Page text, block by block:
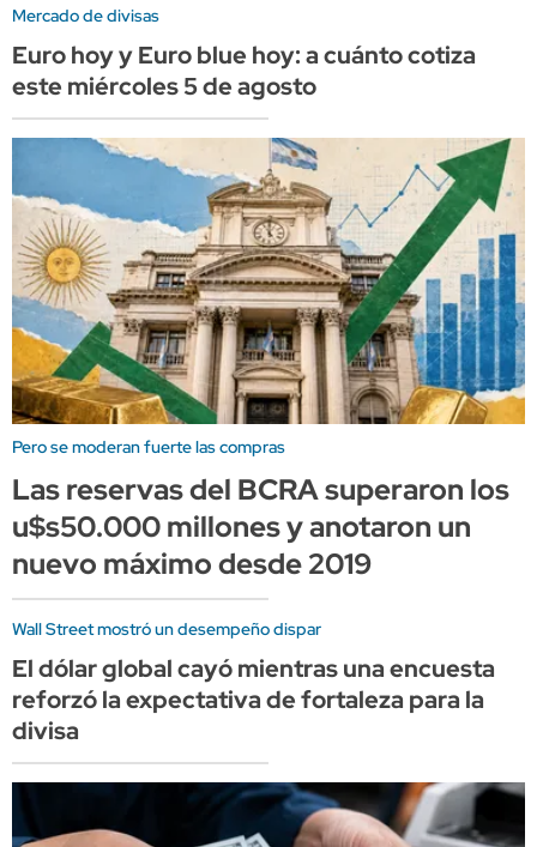
Mercado de divisas
Euro hoy y Euro blue hoy: a cuánto cotiza
este miércoles 5 de agosto
Pero se moderan fuerte las compras
Las reservas del BCRA superaron los
u$s50.000 millones y anotaron un
nuevo máximo desde 2019
Wall Street mostró un desempeño dispar
El dólar global cayó mientras una encuesta
reforzó la expectativa de fortaleza para la
divisa